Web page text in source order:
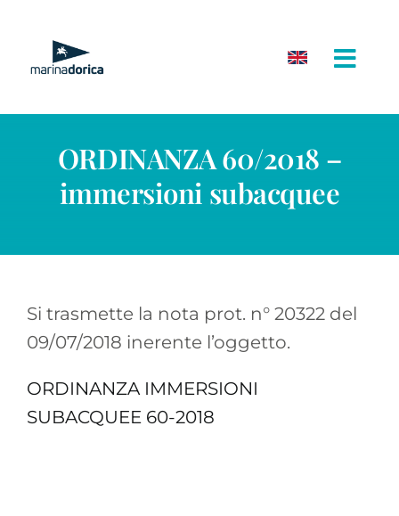
contenuto
ORDINANZA 60/2018 –
immersioni subacquee
Si trasmette la nota prot. n° 20322 del
09/07/2018 inerente l’oggetto.
ORDINANZA IMMERSIONI
SUBACQUEE 60-2018